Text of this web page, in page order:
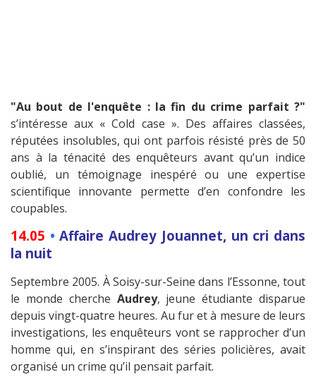
"Au bout de l'enquête : la fin du crime parfait ?"
s’intéresse aux « Cold case ». Des affaires classées,
réputées insolubles, qui ont parfois résisté près de 50
ans à la ténacité des enquêteurs avant qu’un indice
oublié, un témoignage inespéré ou une expertise
scientifique innovante permette d’en confondre les
coupables.
14.05 • Affaire Audrey Jouannet, un cri dans
la nuit
Septembre 2005. À Soisy-sur-Seine dans l’Essonne, tout
le monde cherche Audrey, jeune étudiante disparue
depuis vingt-quatre heures. Au fur et à mesure de leurs
investigations, les enquêteurs vont se rapprocher d’un
homme qui, en s’inspirant des séries policières, avait
organisé un crime qu’il pensait parfait.